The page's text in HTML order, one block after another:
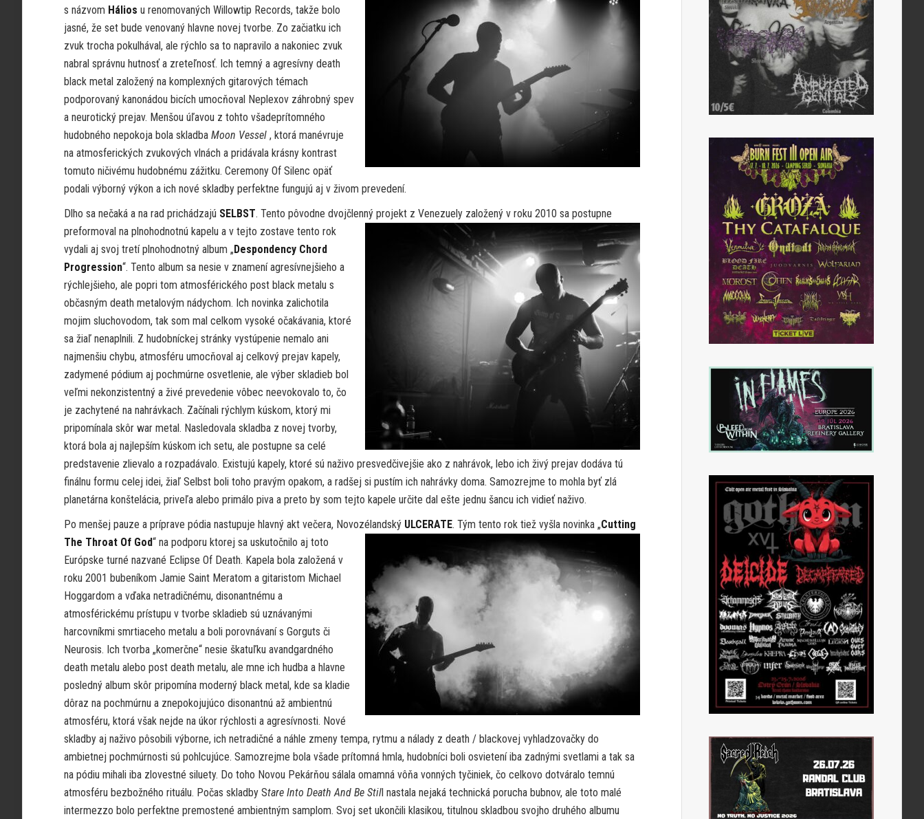
s názvom Hálios u renomovaných Willowtip Records, takže bolo
jasné, že set bude venovaný hlavne novej tvorbe. Zo začiatku ich
zvuk trocha pokulhával, ale rýchlo sa to napravilo a nakoniec zvuk
nabral správnu hutnosť a zreteľnosť. Ich temný a agresívny death
black metal založený na komplexných gitarových témach
podporovaný kanonádou bicích umocňoval Neplexov záhrobný spev
a neurotický prejav. Menšou úľavou z tohto všadeprítomného
hudobného nepokoja bola skladba Moon Vessel , ktorá manévruje
na atmosferických zvukových vlnách a pridávala krásny kontrast
tomuto ničivému hudobnému zážitku. Ceremony Of Silenc opäť
podali výborný výkon a ich nové skladby perfektne fungujú aj v živom prevedení.
Dlho sa nečaká a na rad prichádzajú SELBST. Tento pôvodne dvojčlenný projekt z Venezuely založený v roku 2010 sa postupne
preformoval na plnohodnotnú kapelu a v tejto zostave tento rok
vydali aj svoj tretí plnohodnotný album „Despondency Chord
Progression“. Tento album sa nesie v znamení agresívnejšieho a
rýchlejšieho, ale popri tom atmosférického post black metalu s
občasným death metalovým nádychom. Ich novinka zalichotila
mojim sluchovodom, tak som mal celkom vysoké očakávania, ktoré
sa žiaľ nenaplnili. Z hudobníckej stránky vystúpenie nemalo ani
najmenšiu chybu, atmosféru umocňoval aj celkový prejav kapely,
zadymené pódium aj pochmúrne osvetlenie, ale výber skladieb bol
veľmi nekonzistentný a živé prevedenie vôbec neevokovalo to, čo
je zachytené na nahrávkach. Začínali rýchlym kúskom, ktorý mi
pripomínala skôr war metal. Nasledovala skladba z novej tvorby,
ktorá bola aj najlepším kúskom ich setu, ale postupne sa celé
predstavenie zlievalo a rozpadávalo. Existujú kapely, ktoré sú naživo presvedčivejšie ako z nahrávok, lebo ich živý prejav dodáva tú
finálnu formu celej idei, žiaľ Selbst boli toho pravým opakom, a radšej si pustím ich nahrávky doma. Samozrejme to mohla byť zlá
planetárna konštelácia, priveľa alebo primálo piva a preto by som tejto kapele určite dal ešte jednu šancu ich vidieť naživo.
Po menšej pauze a príprave pódia nastupuje hlavný akt večera, Novozélandský ULCERATE. Tým tento rok tiež vyšla novinka „Cutting
The Throat Of God“ na podporu ktorej sa uskutočnilo aj toto
Európske turné nazvané Eclipse Of Death. Kapela bola založená v
roku 2001 bubeníkom Jamie Saint Meratom a gitaristom Michael
Hoggardom a vďaka netradičnému, disonantnému a
atmosférickému prístupu v tvorbe skladieb sú uznávanými
harcovníkmi smrtiaceho metalu a boli porovnávaní s Gorguts či
Neurosis. Ich tvorba „komerčne“ nesie škatuľku avandgardného
death metalu alebo post death metalu, ale mne ich hudba a hlavne
posledný album skôr pripomína moderný black metal, kde sa kladie
dôraz na pochmúrnu a znepokojujúco disonantnú až ambientnú
atmosféru, ktorá však nejde na úkor rýchlosti a agresívnosti. Nové
skladby aj naživo pôsobili výborne, ich netradičné a náhle zmeny tempa, rytmu a nálady z death / blackovej vyhladzovačky do
ambietnej pochmúrnosti sú pohlcujúce. Samozrejme bola všade prítomná hmla, hudobníci boli osvietení iba zadnými svetlami a tak sa
na pódiu mihali iba zlovestné siluety. Do toho Novou Pekárňou sálala omamná vôňa vonných tyčiniek, čo celkovo dotváralo temnú
atmosféru bezbožného rituálu. Počas skladby Stare Into Death And Be Still nastala nejaká technická porucha bubnov, ale toto malé
intermezzo bolo perfektne premostené ambientným samplom. Svoj set ukončili klasikou, titulnou skladbou svojho druhého albumu